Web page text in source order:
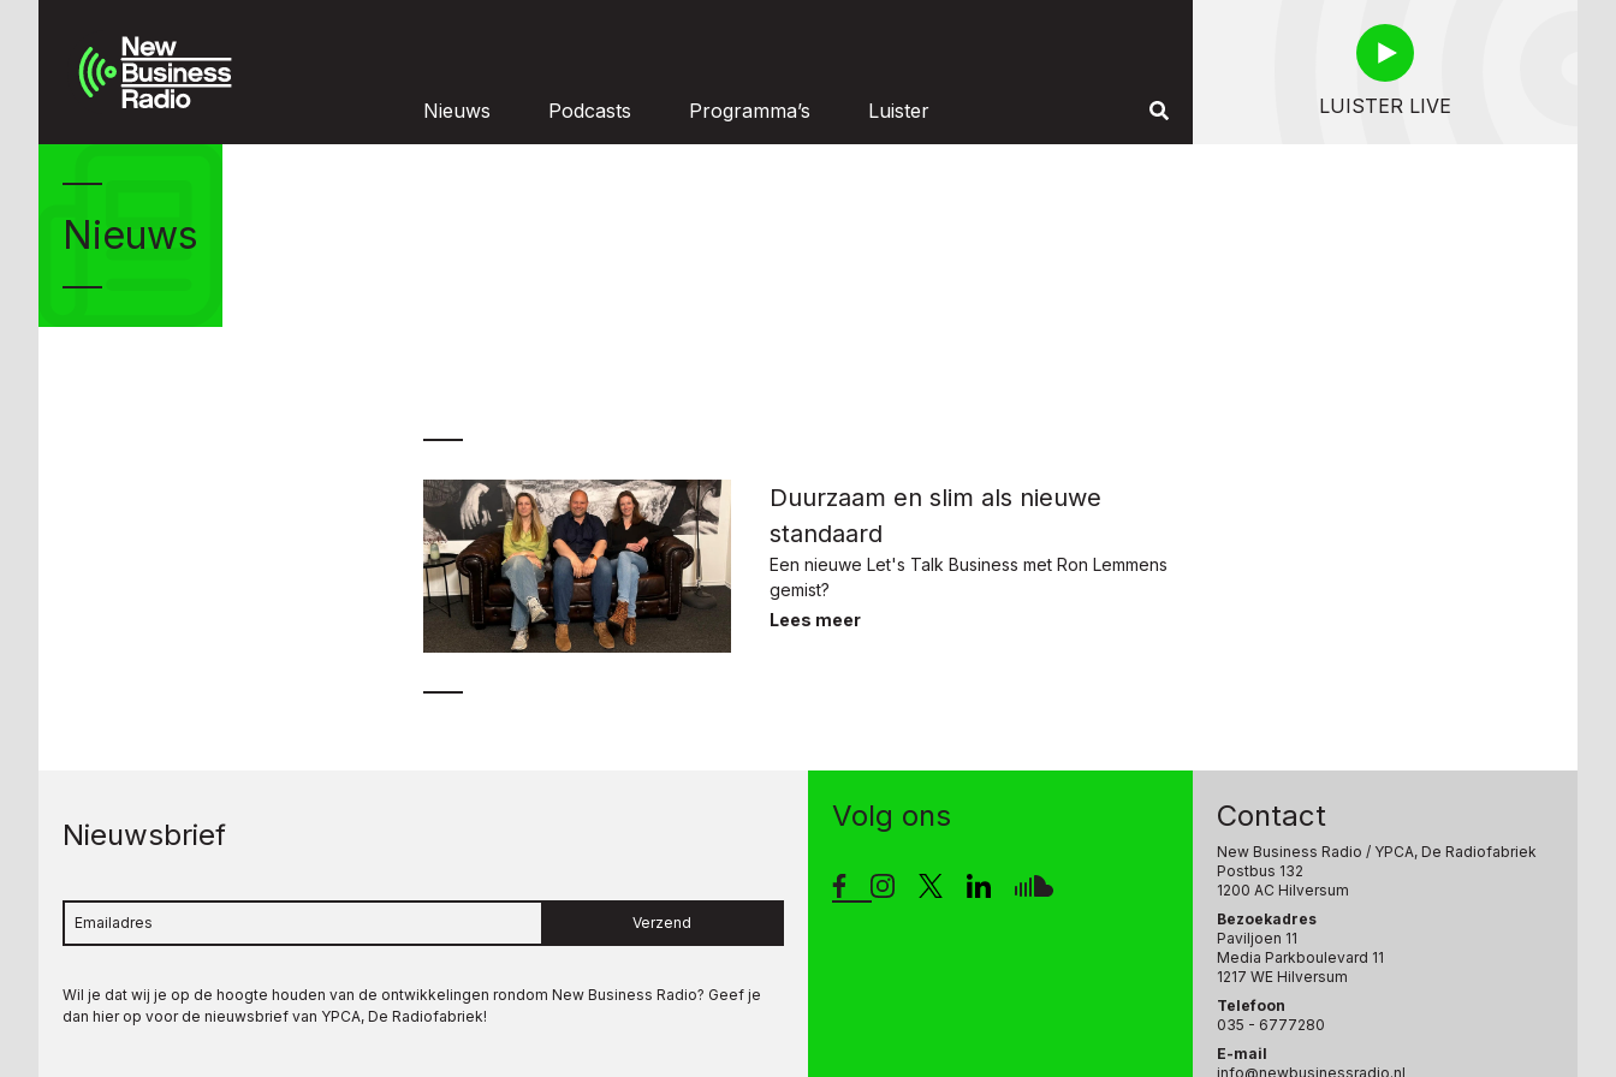
Nieuws Podcasts Programma’s Luister LUISTER LIVE
Nieuws
Duurzaam en slim als nieuwe
standaard
Een nieuwe Let's Talk Business met Ron Lemmens
gemist?
Lees meer
Nieuwsbrief
Verzend
Wil je dat wij je op de hoogte houden van de ontwikkelingen rondom New Business Radio? Geef je
dan hier op voor de nieuwsbrief van YPCA, De Radiofabriek!
Volg ons Contact
New Business Radio / YPCA, De Radiofabriek
Postbus 132
1200 AC Hilversum
Bezoekadres
Paviljoen 11
Media Parkboulevard 11
1217 WE Hilversum
Telefoon
035 - 6777280
E-mail
info@newbusinessradio.nl